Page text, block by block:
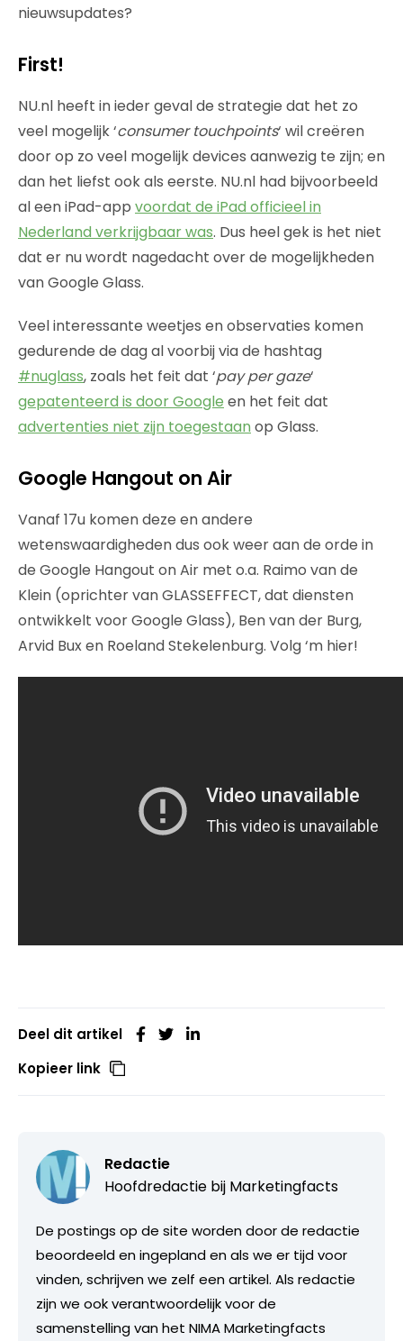
nieuwsupdates?
First!
NU.nl heeft in ieder geval de strategie dat het zo
veel mogelijk ‘consumer touchpoints‘ wil creëren
door op zo veel mogelijk devices aanwezig te zijn; en
dan het liefst ook als eerste. NU.nl had bijvoorbeeld
al een iPad-app voordat de iPad officieel in
Nederland verkrijgbaar was. Dus heel gek is het niet
dat er nu wordt nagedacht over de mogelijkheden
van Google Glass.
Veel interessante weetjes en observaties komen
gedurende de dag al voorbij via de hashtag
#nuglass, zoals het feit dat ‘pay per gaze‘
gepatenteerd is door Google en het feit dat
advertenties niet zijn toegestaan op Glass.
Google Hangout on Air
Vanaf 17u komen deze en andere
wetenswaardigheden dus ook weer aan de orde in
de Google Hangout on Air met o.a. Raimo van de
Klein (oprichter van GLASSEFFECT, dat diensten
ontwikkelt voor Google Glass), Ben van der Burg,
Arvid Bux en Roeland Stekelenburg. Volg ‘m hier!
Deel dit artikel
Kopieer link
Redactie
Hoofdredactie bij Marketingfacts
De postings op de site worden door de redactie
beoordeeld en ingepland en als we er tijd voor
vinden, schrijven we zelf een artikel. Als redactie
zijn we ook verantwoordelijk voor de
samenstelling van het NIMA Marketingfacts